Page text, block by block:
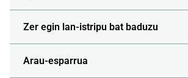
Zer egin lan-istripu bat baduzu
Arau-esparrua